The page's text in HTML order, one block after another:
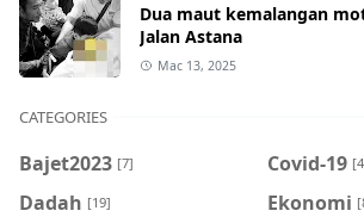
Dua maut kemalangan
Jalan Astana
Mac 13, 2025
CATEGORIES
Bajet2023 [7] Covid-19
Dadah [19] Ekonomi